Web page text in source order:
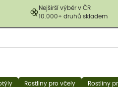
Nejširší výběr v ČR
10.000+ druhů skladem
účely a mají reprezentovat
dormantním stavu a bez listů. Rostliny
Rostliny pro včely Rostliny